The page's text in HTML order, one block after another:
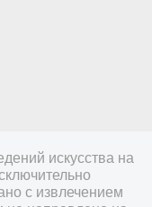
искусства на
с извлечением